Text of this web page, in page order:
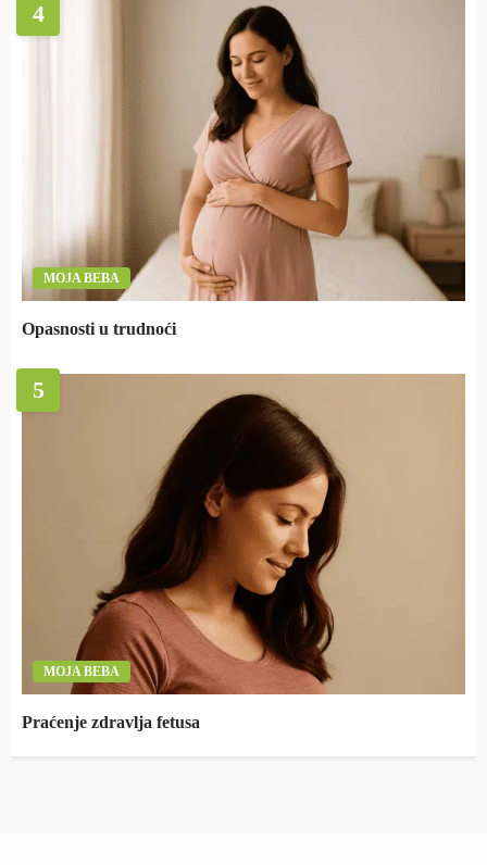
4
MOJA BEBA
Opasnosti u trudnoći
5
MOJA BEBA
Praćenje zdravlja fetusa